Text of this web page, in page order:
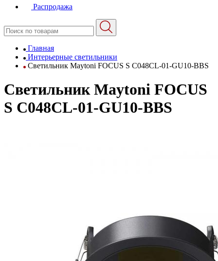
Распродажа
Главная
Интерьерные светильники
Светильник Maytoni FOCUS S C048CL-01-GU10-BBS
Светильник Maytoni FOCUS
S C048CL-01-GU10-BBS